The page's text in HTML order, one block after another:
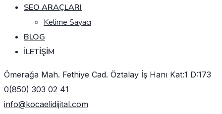
SEO ARAÇLARI
Kelime Sayacı
BLOG
İLETIŞIM
Ömerağa Mah. Fethiye Cad. Öztalay İş Hanı Kat:1 D:173
0(850) 303 02 41
info@kocaelidijital.com